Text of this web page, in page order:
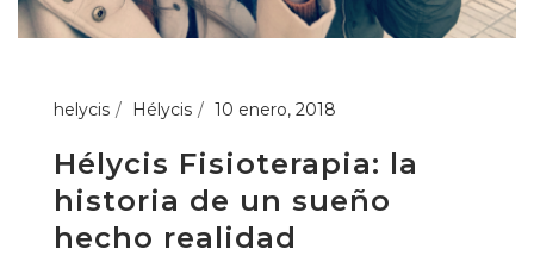
helycis Hélycis 10 enero, 2018
Hélycis Fisioterapia: la
historia de un sueño
hecho realidad